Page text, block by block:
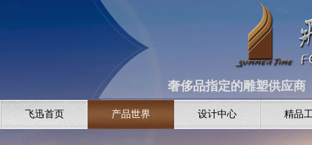
奢侈品指定的雕塑供应
飞迅首页 产品世界 设计中心 精品